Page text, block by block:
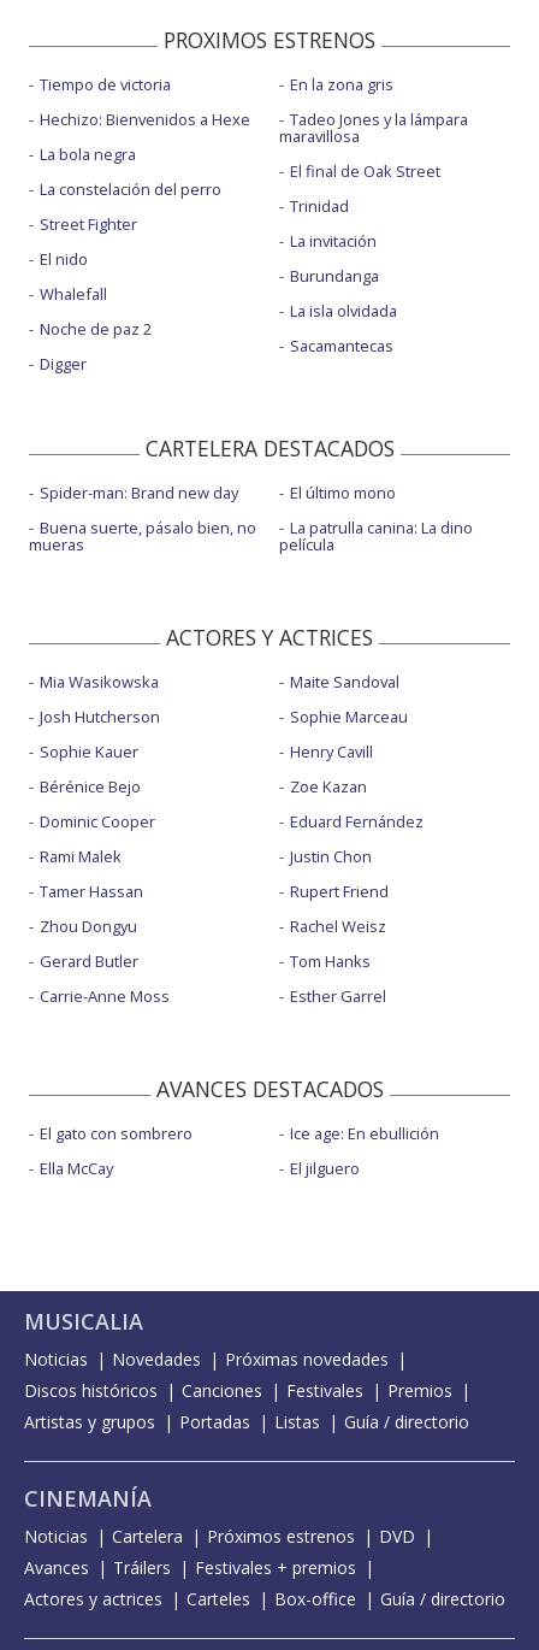
PROXIMOS ESTRENOS
Tiempo de victoria
Hechizo: Bienvenidos a Hexe
La bola negra
La constelación del perro
Street Fighter
El nido
Whalefall
Noche de paz 2
Digger
En la zona gris
Tadeo Jones y la lámpara
maravillosa
El final de Oak Street
Trinidad
La invitación
Burundanga
La isla olvidada
Sacamantecas
CARTELERA DESTACADOS
Spider-man: Brand new day
Buena suerte, pásalo bien, no
mueras
El último mono
La patrulla canina: La dino
película
ACTORES Y ACTRICES
Mia Wasikowska
Josh Hutcherson
Sophie Kauer
Bérénice Bejo
Dominic Cooper
Rami Malek
Tamer Hassan
Zhou Dongyu
Gerard Butler
Carrie-Anne Moss
Maite Sandoval
Sophie Marceau
Henry Cavill
Zoe Kazan
Eduard Fernández
Justin Chon
Rupert Friend
Rachel Weisz
Tom Hanks
Esther Garrel
AVANCES DESTACADOS
El gato con sombrero
Ella McCay
Ice age: En ebullición
El jilguero
MUSICALIA
Noticias Novedades
Próximas novedades
Discos históricos
Canciones Festivales
Premios
Artistas y grupos
Portadas Listas Guía / directorio
CINEMANÍA
Noticias Cartelera Próximos estrenos
DVD
Avances
Tráilers
Festivales + premios
Actores y actrices
Carteles Box-office Guía / directorio